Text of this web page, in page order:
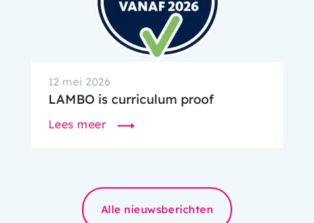
12 mei 2026
LAMBO is curriculum proof
Lees meer
Alle nieuwsberichten